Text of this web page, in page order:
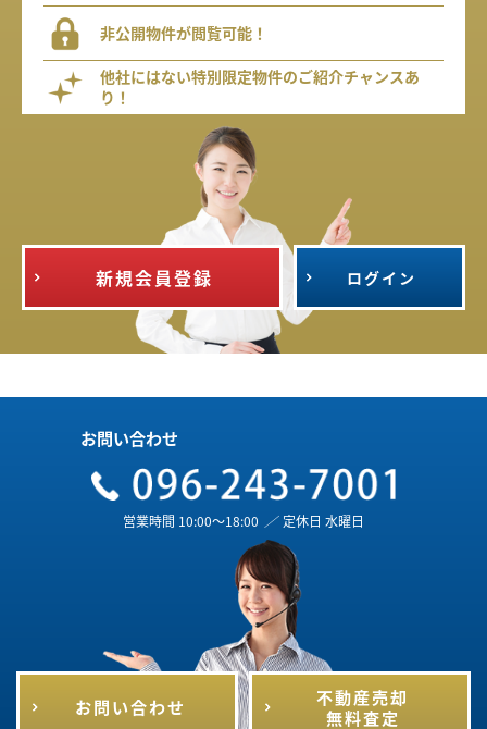
非公開物件が閲覧可能！
他社にはない特別限定物件のご紹介チャンスあ
り！
新規会員登録 ログイン
お問い合わせ
営業時間 10:00～18:00 ／ 定休日 水曜日
お問い合わせ
不動産売却
無料査定